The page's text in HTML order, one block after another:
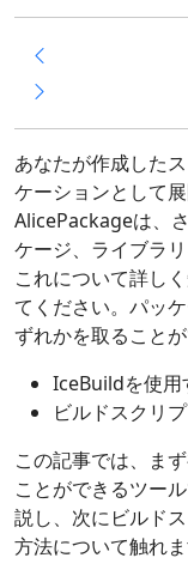
あなたが作成した
ケーションとして
AlicePackageは、
ケージ、ライブラ
これについて詳し
てください。パッ
ずれかを取ることが
IceBuildを使用
ビルドスクリ
この記事では、ま
ことができるツー
説し、次にビルド
方法について触れま